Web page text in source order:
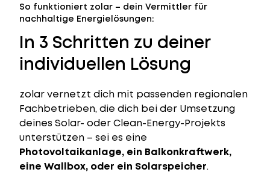
So funktioniert zolar – dein Vermittler für
nachhaltige Energielösungen:
In 3 Schritten zu deiner
individuellen Lösung
zolar vernetzt dich mit passenden regionalen
Fachbetrieben, die dich bei der Umsetzung
deines Solar- oder Clean-Energy-Projekts
unterstützen – sei es eine
Photovoltaikanlage, ein Balkonkraftwerk,
eine Wallbox, oder ein Solarspeicher.